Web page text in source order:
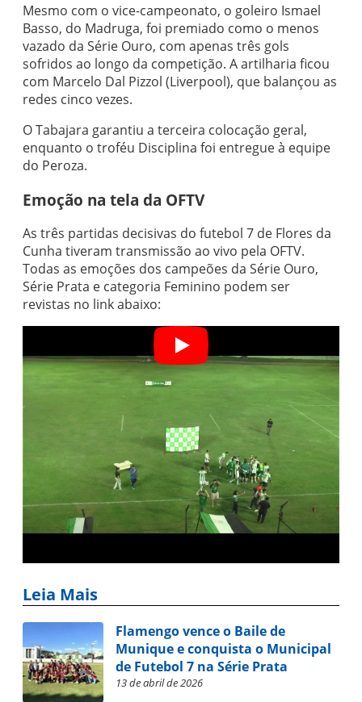
Mesmo com o vice-campeonato, o goleiro Ismael
Basso, do Madruga, foi premiado como o menos
vazado da Série Ouro, com apenas três gols
sofridos ao longo da competição. A artilharia ficou
com Marcelo Dal Pizzol (Liverpool), que balançou as
redes cinco vezes.
O Tabajara garantiu a terceira colocação geral,
enquanto o troféu Disciplina foi entregue à equipe
do Peroza.
Emoção na tela da OFTV
As três partidas decisivas do futebol 7 de Flores da
Cunha tiveram transmissão ao vivo pela OFTV.
Todas as emoções dos campeões da Série Ouro,
Série Prata e categoria Feminino podem ser
revistas no link abaixo:
Leia Mais
Flamengo vence o Baile de
Munique e conquista o Municipal
de Futebol 7 na Série Prata
13 de abril de 2026